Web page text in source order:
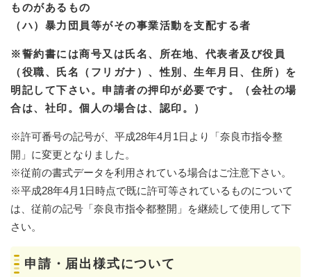
ものがあるもの
（ハ）暴力団員等がその事業活動を支配する者
※誓約書には商号又は氏名、所在地、代表者及び役員
（役職、氏名（フリガナ）、性別、生年月日、住所）を
明記して下さい。申請者の押印が必要です。（会社の場
合は、社印。個人の場合は、認印。）
※許可番号の記号が、平成28年4月1日より「奈良市指令整
開」に変更となりました。
※従前の書式データを利用されている場合はご注意下さい。
※平成28年4月1日時点で既に許可等されているものについて
は、従前の記号「奈良市指令都整開」を継続して使用して下
さい。
申請・届出様式について